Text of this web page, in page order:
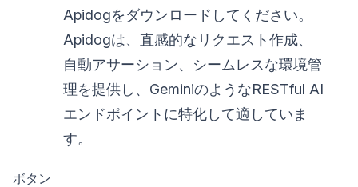
Apidogをダウンロードしてください。
Apidogは、直感的なリクエスト作成、
自動アサーション、シームレスな環境管
理を提供し、GeminiのようなRESTful AI
エンドポイントに特化して適していま
す。
ボタン